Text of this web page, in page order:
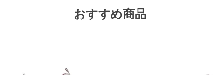
おすすめ商品